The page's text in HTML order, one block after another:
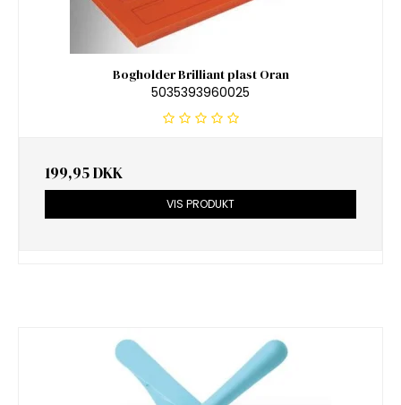
Bogholder Brilliant plast Oran
5035393960025
199,95 DKK
VIS PRODUKT